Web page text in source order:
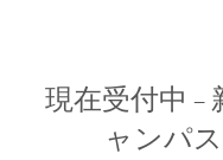
現在受付中 –
ャンパ